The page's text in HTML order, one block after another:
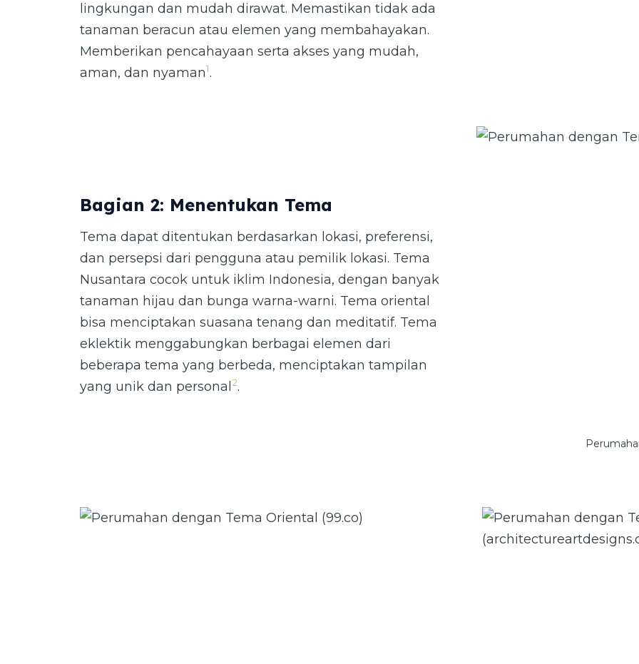
lingkungan dan mudah dirawat. Memastikan tidak ada
tanaman beracun atau elemen yang membahayakan.
Memberikan pencahayaan serta akses yang mudah,
aman, dan nyaman1.
Bagian 2: Menentukan Tema
Tema dapat ditentukan berdasarkan lokasi, preferensi,
dan persepsi dari pengguna atau pemilik lokasi. Tema
Nusantara cocok untuk iklim Indonesia, dengan banyak
tanaman hijau dan bunga warna-warni. Tema oriental
bisa menciptakan suasana tenang dan meditatif. Tema
eklektik menggabungkan berbagai elemen dari
beberapa tema yang berbeda, menciptakan tampilan
yang unik dan personal2.